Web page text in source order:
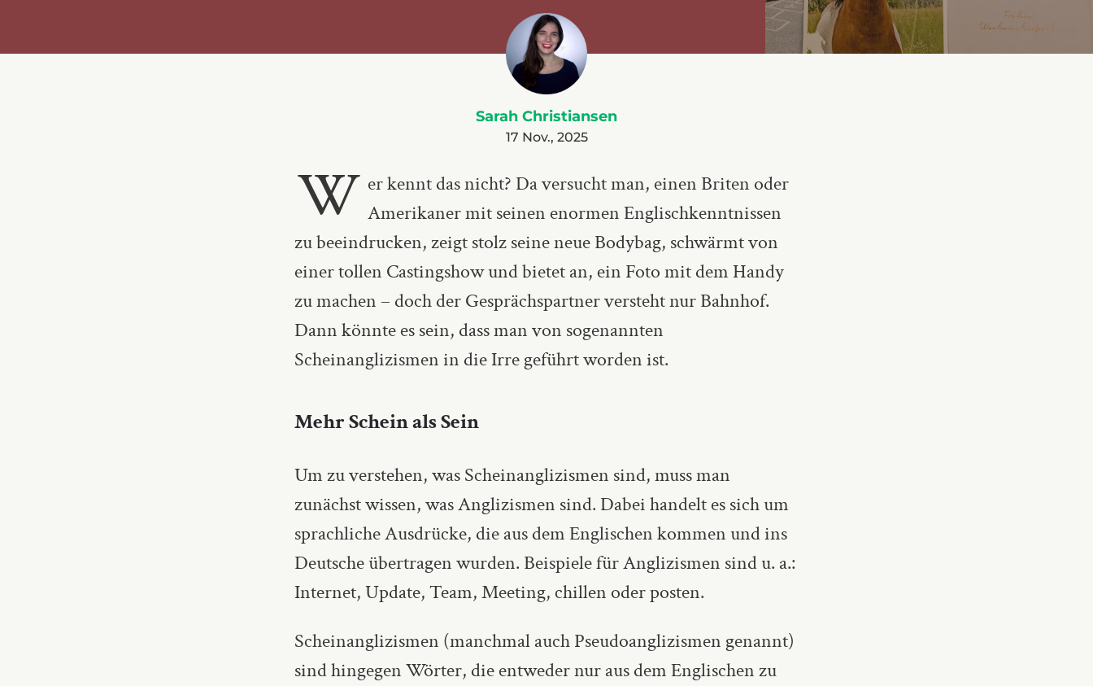
Sarah Christiansen
17 Nov., 2025
W er kennt das nicht? Da versucht man, einen Briten oder
Amerikaner mit seinen enormen Englischkenntnissen
zu beeindrucken, zeigt stolz seine neue Bodybag, schwärmt von
einer tollen Castingshow und bietet an, ein Foto mit dem Handy
zu machen – doch der Gesprächspartner versteht nur Bahnhof.
Dann könnte es sein, dass man von sogenannten
Scheinanglizismen in die Irre geführt worden ist.
Mehr Schein als Sein
Um zu verstehen, was Scheinanglizismen sind, muss man
zunächst wissen, was Anglizismen sind. Dabei handelt es sich um
sprachliche Ausdrücke, die aus dem Englischen kommen und ins
Deutsche übertragen wurden. Beispiele für Anglizismen sind u. a.:
Internet, Update, Team, Meeting, chillen oder posten.
Scheinanglizismen (manchmal auch Pseudoanglizismen genannt)
sind hingegen Wörter, die entweder nur aus dem Englischen zu